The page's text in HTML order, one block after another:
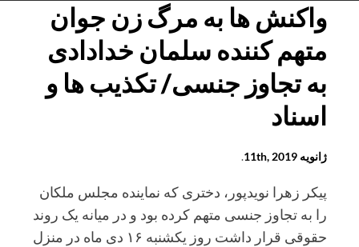
واکنش ها به مرگ زن جوان
متهم کننده سلمان خدادادی
به تجاوز جنسی/ تکذیب ها و
اسناد
ژانویه 11th, 2019 .
پیکر زهرا نویدپور، دختری که نماینده مجلس ملکان
را به تجاوز جنسی متهم کرده بود و در میانه یک روند
حقوقی قرار داشت روز یکشنبه ۱۶ دی ماه در منزل